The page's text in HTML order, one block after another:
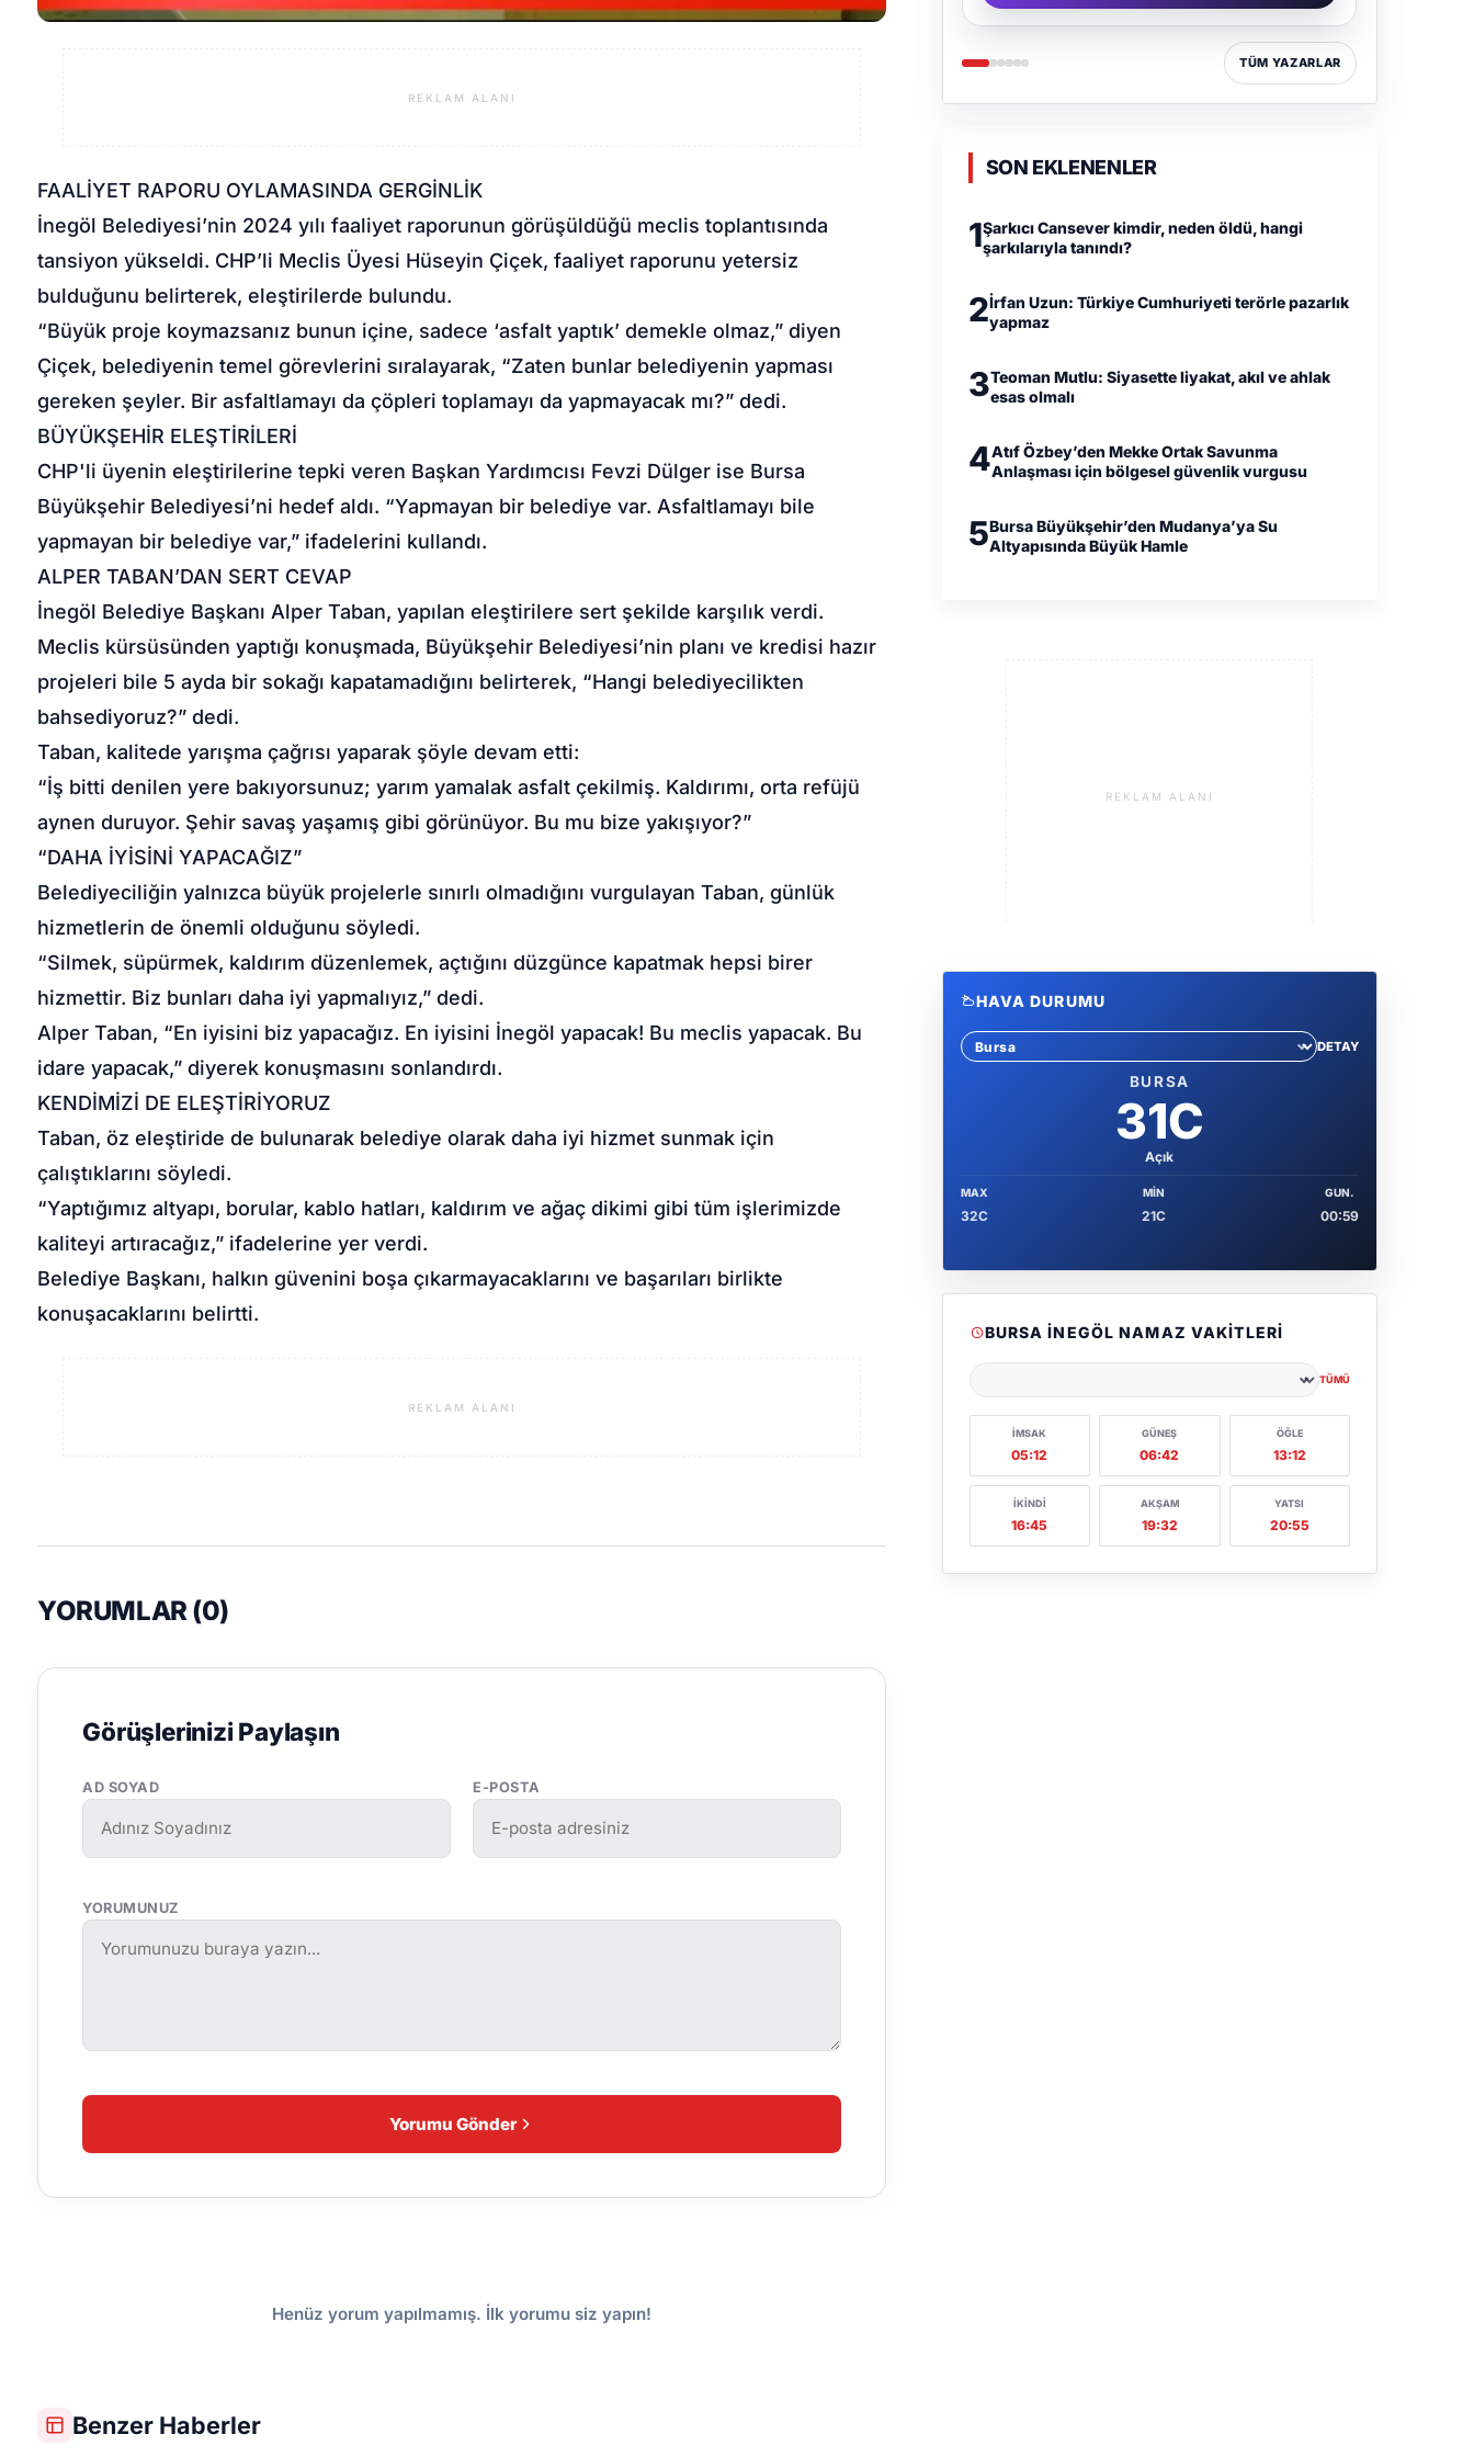
REKLAM ALANI
FAALİYET RAPORU OYLAMASINDA GERGİNLİK
İnegöl Belediyesi’nin 2024 yılı faaliyet raporunun görüşüldüğü meclis toplantısında
tansiyon yükseldi. CHP’li Meclis Üyesi Hüseyin Çiçek, faaliyet raporunu yetersiz
bulduğunu belirterek, eleştirilerde bulundu.
“Büyük proje koymazsanız bunun içine, sadece ‘asfalt yaptık’ demekle olmaz,” diyen
Çiçek, belediyenin temel görevlerini sıralayarak, “Zaten bunlar belediyenin yapması
gereken şeyler. Bir asfaltlamayı da çöpleri toplamayı da yapmayacak mı?” dedi.
BÜYÜKŞEHİR ELEŞTİRİLERİ
CHP'li üyenin eleştirilerine tepki veren Başkan Yardımcısı Fevzi Dülger ise Bursa
Büyükşehir Belediyesi’ni hedef aldı. “Yapmayan bir belediye var. Asfaltlamayı bile
yapmayan bir belediye var,” ifadelerini kullandı.
ALPER TABAN’DAN SERT CEVAP
İnegöl Belediye Başkanı Alper Taban, yapılan eleştirilere sert şekilde karşılık verdi.
Meclis kürsüsünden yaptığı konuşmada, Büyükşehir Belediyesi’nin planı ve kredisi hazır
projeleri bile 5 ayda bir sokağı kapatamadığını belirterek, “Hangi belediyecilikten
bahsediyoruz?” dedi.
Taban, kalitede yarışma çağrısı yaparak şöyle devam etti:
“İş bitti denilen yere bakıyorsunuz; yarım yamalak asfalt çekilmiş. Kaldırımı, orta refüjü
aynen duruyor. Şehir savaş yaşamış gibi görünüyor. Bu mu bize yakışıyor?”
“DAHA İYİSİNİ YAPACAĞIZ”
Belediyeciliğin yalnızca büyük projelerle sınırlı olmadığını vurgulayan Taban, günlük
hizmetlerin de önemli olduğunu söyledi.
“Silmek, süpürmek, kaldırım düzenlemek, açtığını düzgünce kapatmak hepsi birer
hizmettir. Biz bunları daha iyi yapmalıyız,” dedi.
Alper Taban, “En iyisini biz yapacağız. En iyisini İnegöl yapacak! Bu meclis yapacak. Bu
idare yapacak,” diyerek konuşmasını sonlandırdı.
KENDİMİZİ DE ELEŞTİRİYORUZ
Taban, öz eleştiride de bulunarak belediye olarak daha iyi hizmet sunmak için
çalıştıklarını söyledi.
“Yaptığımız altyapı, borular, kablo hatları, kaldırım ve ağaç dikimi gibi tüm işlerimizde
kaliteyi artıracağız,” ifadelerine yer verdi.
Belediye Başkanı, halkın güvenini boşa çıkarmayacaklarını ve başarıları birlikte
konuşacaklarını belirtti.
REKLAM ALANI
YORUMLAR (0)
Görüşlerinizi Paylaşın
AD SOYAD E-POSTA
YORUMUNUZ
Yorumu Gönder
Henüz yorum yapılmamış. İlk yorumu siz yapın!
Benzer Haberler
TÜM YAZARLAR
SON EKLENENLER
1Şarkıcı Cansever kimdir, neden öldü, hangi
şarkılarıyla tanındı?
2İrfan Uzun: Türkiye Cumhuriyeti terörle pazarlık
yapmaz
3Teoman Mutlu: Siyasette liyakat, akıl ve ahlak
esas olmalı
4Atıf Özbey’den Mekke Ortak Savunma
Anlaşması için bölgesel güvenlik vurgusu
5Bursa Büyükşehir’den Mudanya’ya Su
Altyapısında Büyük Hamle
REKLAM ALANI
HAVA DURUMU
Sehir sec
DETAY
BURSA
31C
Açık
MAX
32C
MIN
21C
GUN.
00:59
BURSA İNEGÖL NAMAZ VAKITLERI
TÜMÜ
İMSAK
05:12
GÜNEŞ
06:42
ÖĞLE
13:12
İKINDI
16:45
AKŞAM
19:32
YATSI
20:55